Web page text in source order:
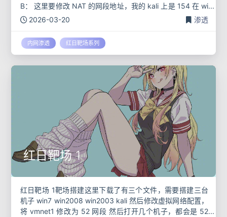
B： 这里要修改 NAT 的网段地址，我的 kali 上是 154 在 wi
ndows 中
2026-03-20 渗透
内网渗透 红日靶场系列
红日靶场 1
红日靶场 1靶场搭建这里下载了有三个文件，需要搭建三台
机子 win7 win2008 win2003 kali 然后修改虚拟网络配置，
将 vmnet1 修改为 52 网段 然后打开几个机子，都会是 52